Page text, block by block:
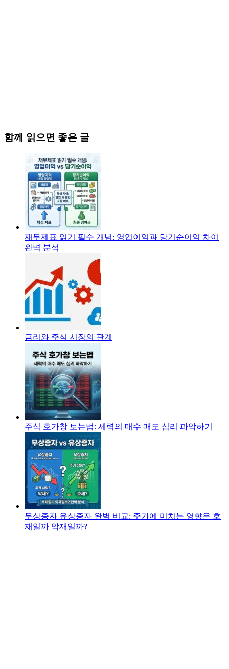
함께 읽으면 좋은 글
재무제표 읽기 필수 개념: 영업이익과 당기순이익 차이
완벽 분석
금리와 주식 시장의 관계
주식 호가창 보는법: 세력의 매수 매도 심리 파악하기
무상증자 유상증자 완벽 비교: 주가에 미치는 영향은 호
재일까 악재일까?